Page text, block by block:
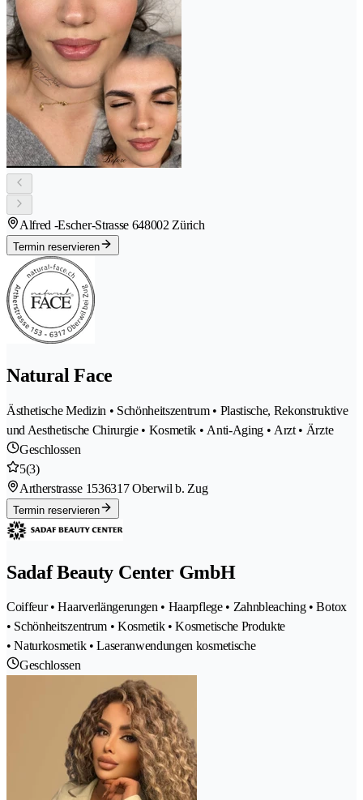
Alfred -Escher-Strasse 648002 Zürich
Termin reservieren
Natural Face
Ästhetische Medizin • Schönheitszentrum • Plastische, Rekonstruktive
und Aesthetische Chirurgie • Kosmetik • Anti-Aging • Arzt • Ärzte
Geschlossen
5(3)
Artherstrasse 1536317 Oberwil b. Zug
Termin reservieren
Sadaf Beauty Center GmbH
Coiffeur • Haarverlängerungen • Haarpflege • Zahnbleaching • Botox
• Schönheitszentrum • Kosmetik • Kosmetische Produkte
• Naturkosmetik • Laseranwendungen kosmetische
Geschlossen